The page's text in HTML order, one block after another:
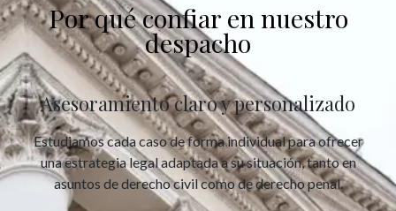
Por qué confiar en nuestro
despacho
Asesoramiento claro y personalizado
Estudiamos cada caso de forma individual para ofrecer
una estrategia legal adaptada a su situación, tanto en
asuntos de derecho civil como de derecho penal.